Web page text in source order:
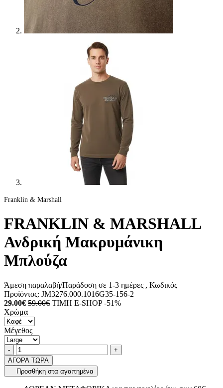
Franklin & Marshall
FRANKLIN & MARSHALL
Ανδρική Μακρυμάνικη
Μπλούζα
Άμεση παραλαβή/Παράδοση σε 1-3 ημέρες , Κωδικός
Προϊόντος: JM3276.000.1016G35-156-2
29.00€ 59.00€ ΤΙΜΗ E-SHOP -51%
Χρώμα
Μέγεθος
Ποσότητα
-product.increase.quantity +
ΑΓΟΡΑ ΤΩΡΑ
Προσθήκη στα αγαπημένα